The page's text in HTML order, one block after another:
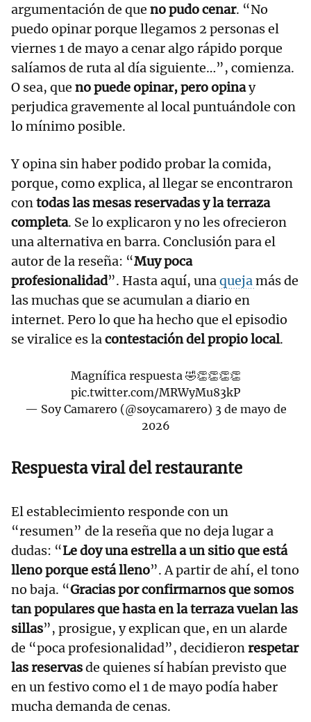
argumentación de que no pudo cenar. “No
puedo opinar porque llegamos 2 personas el
viernes 1 de mayo a cenar algo rápido porque
salíamos de ruta al día siguiente…”, comienza.
O sea, que no puede opinar, pero opinay
perjudica gravemente al local puntuándole con
lo mínimo posible.
Y opina sin haber podido probar la comida,
porque, como explica, al llegar se encontraron
contodas las mesas reservadas y la terraza
completa. Se lo explicaron y no les ofrecieron
una alternativa en barra. Conclusión para el
autor de la reseña: “Muy poca
profesionalidad”. Hasta aquí, unaquejamás de
las muchas que se acumulan a diario en
internet. Pero lo que ha hecho que el episodio
se viralice es lacontestación del propio local.
Magnífica respuesta 🤣👏👏👏👏
pic.twitter.com/MRWyMu83kP
— Soy Camarero (@soycamarero) 3 de mayo de
2026
Respuesta viral del restaurante
El establecimiento responde con un
“resumen” de la reseña que no deja lugar a
dudas: “Le doy una estrella a un sitio que está
lleno porque está lleno”. A partir de ahí, el tono
no baja. “Gracias por confirmarnos que somos
tan populares que hasta en la terraza vuelan las
sillas”, prosigue, y explican que, en un alarde
de “poca profesionalidad”, decidieronrespetar
las reservasde quienes sí habían previsto que
en un festivo como el 1 de mayo podía haber
mucha demanda de cenas.